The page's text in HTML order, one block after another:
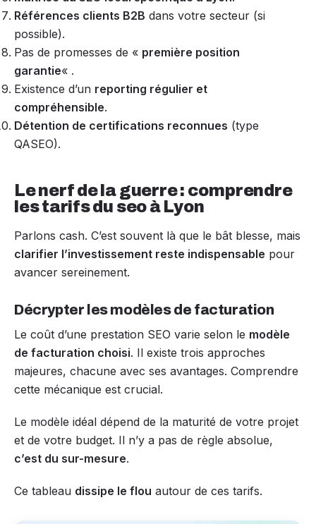
Références clients B2B dans votre secteur (si
possible).
Pas de promesses de « première position
garantie« .
Existence d’un reporting régulier et
compréhensible.
Détention de certifications reconnues (type
QASEO).
Le nerf de la guerre : comprendre
les tarifs du seo à Lyon
Parlons cash. C’est souvent là que le bât blesse, mais
clarifier l’investissement reste indispensable pour
avancer sereinement.
Décrypter les modèles de facturation
Le coût d’une prestation SEO varie selon le modèle
de facturation choisi. Il existe trois approches
majeures, chacune avec ses avantages. Comprendre
cette mécanique est crucial.
Le modèle idéal dépend de la maturité de votre projet
et de votre budget. Il n’y a pas de règle absolue,
c’est du sur-mesure.
Ce tableau dissipe le flou autour de ces tarifs.